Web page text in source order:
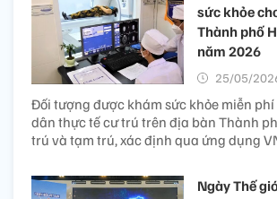
sức khỏe
Thành phố
năm 2026
25/05/
Đối tượng được khám sức khỏe miễn
dân thực tế cư trú trên địa bàn Thành
trú và tạm trú, xác định qua ứng dụng
Ngày Thế